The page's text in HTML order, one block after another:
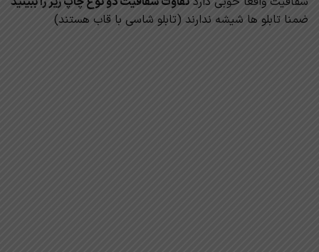
ضمنا تابلو ها شیشه ندارند (تابلو شاسی با قاب هستند)